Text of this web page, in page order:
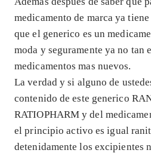
medicamento de marca ya
que el generico es un
moda y seguramente ya no tan
medicamentos mas nuevos.
La verdad y si alguno de
contenido de este generico
RATIOPHARM y del
el principio activo es igual
detenidamente los excipientes